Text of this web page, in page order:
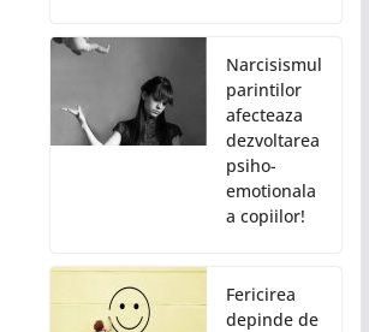
Narcisismul
parintilor
afecteaza
dezvoltarea
psiho-
emotionala
a copiilor!
Fericirea
depinde de